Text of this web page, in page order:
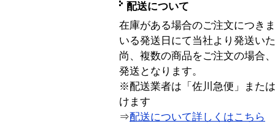
配送について
在庫がある場合のご注文につき
いる発送日にて当社より発送い
尚、複数の商品をご注文の場合
発送となります。
※配送業者は「佐川急便」また
けます
⇒配送について詳しくはこちら